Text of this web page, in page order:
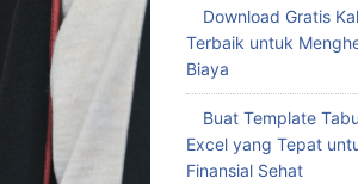
Download Gratis
Terbaik untuk
Biaya
Buat Template
Excel yang Tepat
Finansial Sehat